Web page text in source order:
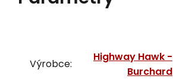
Výrobce:
Highway Hawk -
Burchard